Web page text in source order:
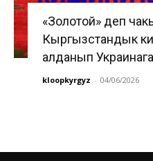
«Золотой» деп
Кыргызстандык
алданып
kloopkyrgyz - 04/06/2026